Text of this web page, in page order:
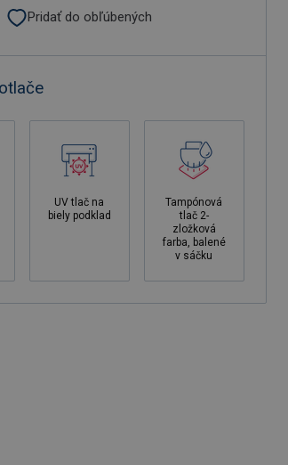
Pridať do obľúbených
UV tlač na
biely podklad
Tampónová
tlač 2-
zložková
farba, balené
v sáčku